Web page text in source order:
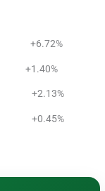
+6.72%
+1.40%
+2.13%
+0.45%